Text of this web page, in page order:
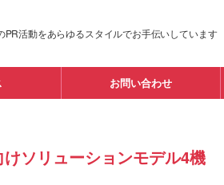
活動をあらゆるスタイルでお手伝いしています
お問い合わせ
ソリューションモデル4機